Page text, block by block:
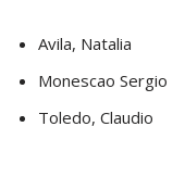
Avila, Natalia
Monescao Sergio
Toledo, Claudio